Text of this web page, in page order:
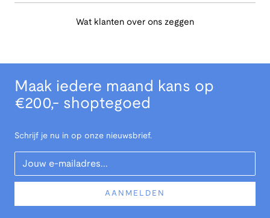
Wat klanten over ons zeggen
Maak iedere maand kans op
€200,- shoptegoed
Schrijf je nu in op onze nieuwsbrief.
Your Email
AANMELDEN